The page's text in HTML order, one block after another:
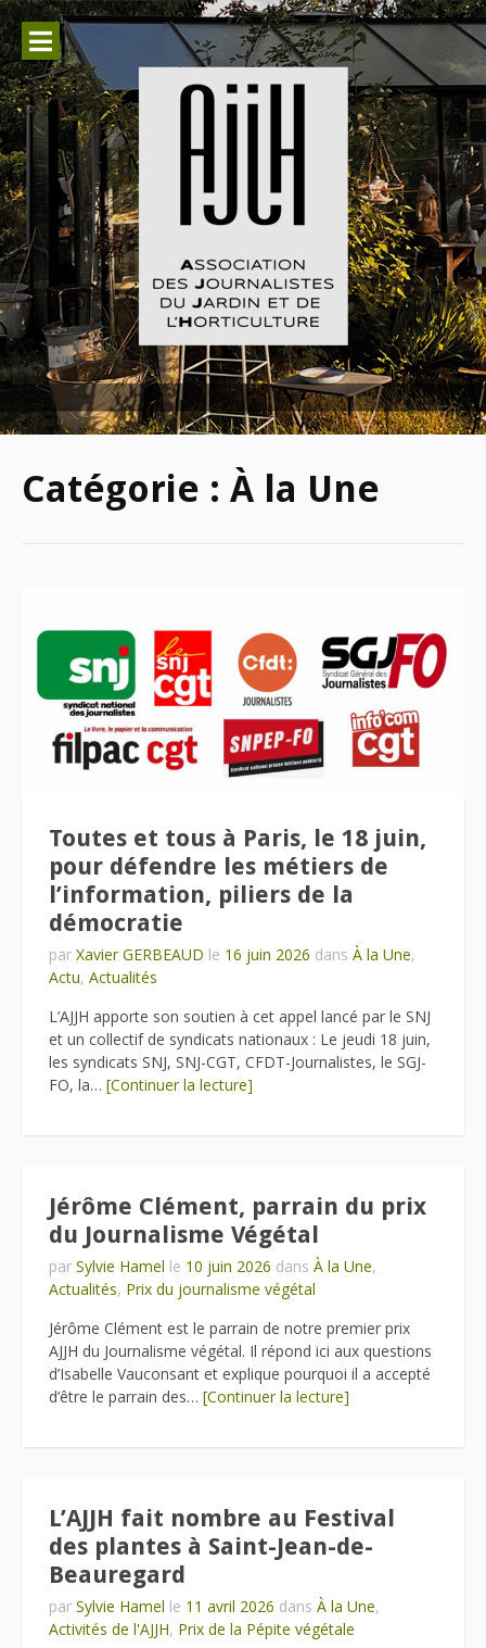
Aller
au
contenu
Association des Journalistes du
Jardin et de l'Horticulture
Catégorie : À la Une
Toutes et tous à Paris, le 18 juin,
pour défendre les métiers de
l’information, piliers de la
démocratie
par Xavier GERBEAUD le 16 juin 2026 dans À la Une,
Actu, Actualités
L’AJJH apporte son soutien à cet appel lancé par le SNJ
et un collectif de syndicats nationaux : Le jeudi 18 juin,
les syndicats SNJ, SNJ-CGT, CFDT-Journalistes, le SGJ-
FO, la… [Continuer la lecture]
Jérôme Clément, parrain du prix
du Journalisme Végétal
par Sylvie Hamel le 10 juin 2026 dans À la Une,
Actualités, Prix du journalisme végétal
Jérôme Clément est le parrain de notre premier prix
AJJH du Journalisme végétal. Il répond ici aux questions
d’Isabelle Vauconsant et explique pourquoi il a accepté
d’être le parrain des… [Continuer la lecture]
L’AJJH fait nombre au Festival
des plantes à Saint-Jean-de-
Beauregard
par Sylvie Hamel le 11 avril 2026 dans À la Une,
Activités de l'AJJH, Prix de la Pépite végétale